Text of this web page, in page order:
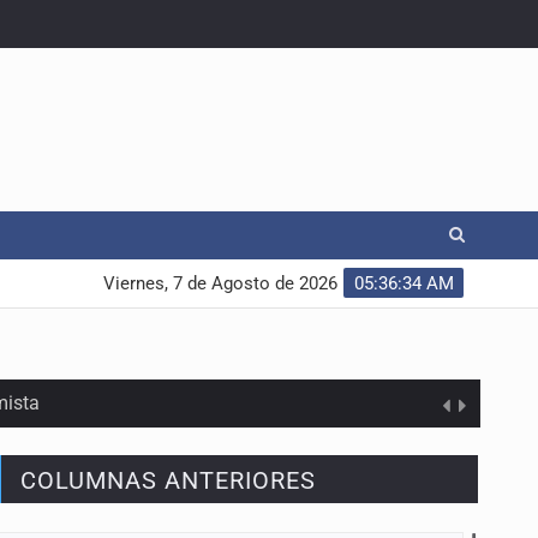
05:36:35 AM
Viernes, 7 de Agosto de 2026
COLUMNAS ANTERIORES